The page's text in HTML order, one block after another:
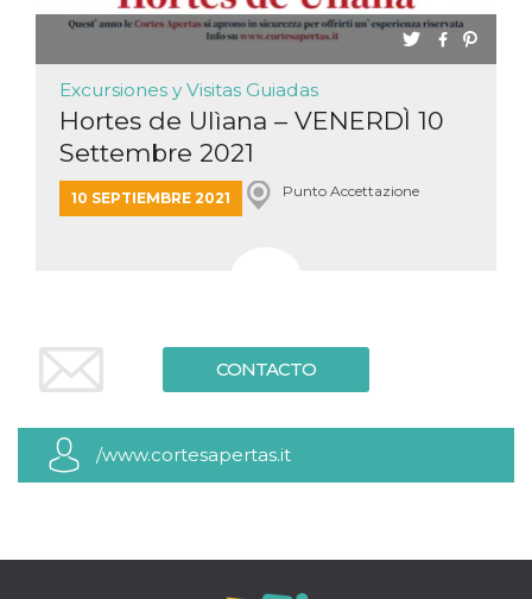
CONTACTO
/www.cortesapertas.it
Excursiones y Visitas Guiadas
Hortes de Ulìana – VENERDÌ 10
Settembre 2021
10 SEPTIEMBRE 2021 Punto Accettazione